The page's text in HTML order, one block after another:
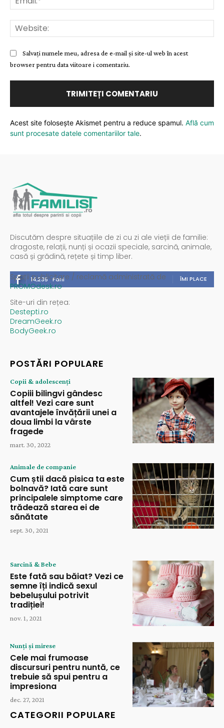
Salvați numele meu, adresa de e-mail și site-ul web în acest
browser pentru data viitoare i comentariu.
Acest site folosește Akismet pentru a reduce spamul. Află cum
sunt procesate datele comentariilor tale.
Discutăm despre situațiile de zi cu zi ale vieții de familie:
dragoste, relații, nunți și ocazii speciale, sarcină, animale,
casă și grădină, rețete și timp liber.
14,235 Fani ÎMI PLACE
Spații publicitare / reclamă administrată de
PROMOdesk.ro
Site-uri din rețea:
Destepti.ro
DreamGeek.ro
BodyGeek.ro
POSTĂRI POPULARE
Copii & adolescenți
Copiii bilingvi gândesc
altfel! Vezi care sunt
avantajele învățării unei a
doua limbi la vârste
fragede
mart. 30, 2022
Animale de companie
Cum știi dacă pisica ta este
bolnavă? Iată care sunt
principalele simptome care
trădează starea ei de
sănătate
sept. 30, 2021
Sarcină & Bebe
Este fată sau băiat? Vezi ce
semne îți indică sexul
bebelușului potrivit
tradiției!
nov. 1, 2021
Nunți și mirese
Cele mai frumoase
discursuri pentru nuntă, ce
trebuie să spui pentru a
impresiona
dec. 27, 2021
CATEGORII POPULARE